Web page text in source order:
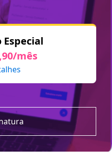
Especial
mês